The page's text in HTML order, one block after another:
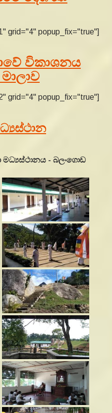
grid="4" popup_fix="true"]
විකාශනය
grid="4" popup_fix="true"]
මධ්‍යස්ථානය - බලංගොඩ